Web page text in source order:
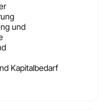
und
Kapitalbedarf